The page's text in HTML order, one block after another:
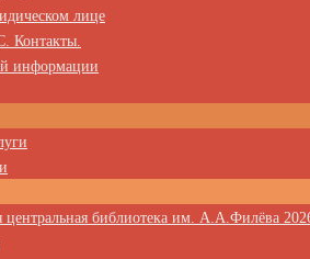
лице
Контакты.
информации
центральная библиотека им. А.А.Филёва